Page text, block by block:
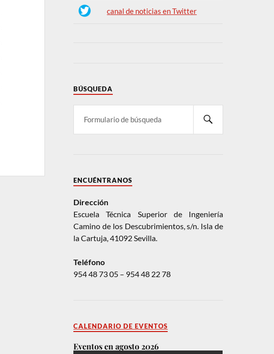
canal de noticias en Twitter
BÚSQUEDA
ENCUÉNTRANOS
Dirección
Escuela Técnica Superior de Ingeniería
Camino de los Descubrimientos, s/n. Isla de
la Cartuja, 41092 Sevilla.
Teléfono
954 48 73 05 – 954 48 22 78
CALENDARIO DE EVENTOS
Eventos en agosto 2026